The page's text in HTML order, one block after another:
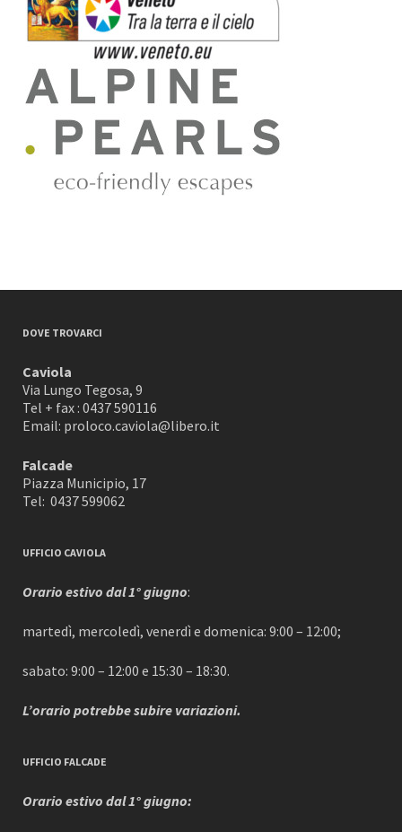
DOVE TROVARCI
Caviola
Via Lungo Tegosa, 9
Tel + fax : 0437 590116
Email: proloco.caviola@libero.it
Falcade
Piazza Municipio, 17
Tel: 0437 599062
UFFICIO CAVIOLA
Orario estivo dal 1° giugno:
martedì, mercoledì, venerdì e domenica: 9:00 – 12:00;
sabato: 9:00 – 12:00 e 15:30 – 18:30.
L’orario potrebbe subire variazioni.
UFFICIO FALCADE
Orario estivo dal 1° giugno: